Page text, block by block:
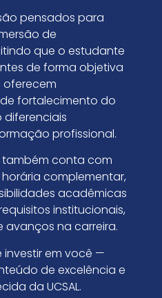
pensados para
de
que o estudante
de forma objetiva
oferecem
fortalecimento do
profissional.
também conta com
complementar,
acadêmicas
institucionais,
avanços na carreira.
investir em você —
de excelência e
da UCSAL.